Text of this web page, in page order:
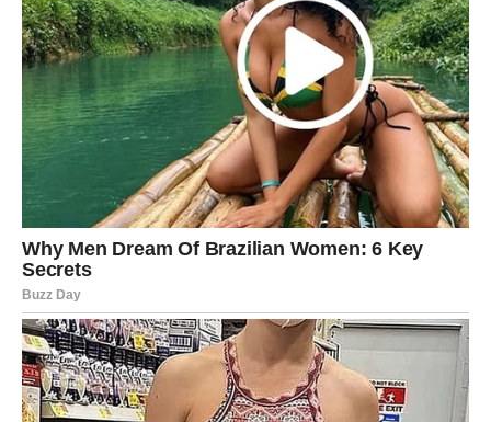
mira. Na primjer, grupe podrške za one koji su izgubili
voljene često nude sigurnu sredinu za dijeljenje misli i
osjećaja, što može biti oslobađajuće i ljekovito.
Zaključak
Fotografije preminulih su više od samo mementa – one su
simboli ljubavi i sjećanja. Kako bismo se nosili s tugom i
slijediti određene smjernice i razmišljati o načinu na koji
ih izlažemo. Pravilno upravljanje tim uspomenama može
obogatiti naš život, umjesto da ga opterećuje. Na kraju,
važno je pronaći ravnotežu između sjećanja i
svakodnevnog života, kako bismo se mogli fokusirati na
sadašnjost, dok istovremeno čuvamo uspomene na